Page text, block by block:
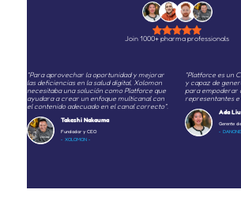
Join 1000+ pharma professionals
"Para aprovechar la oportunidad y mejorar
las deficiencias en la salud digital, Xolomon
necesitaba una solución como Platforce que
ayudara a crear un enfoque multicanal con
el contenido adecuado en el canal correcto".
Takeshi Nakauma
Fundador y CEO
- XOLOMON -
"Platforce es un
y capaz de
para empoderar
representantes e
Ada Liu
Gerente
-